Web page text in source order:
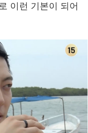
이런 기본이 되어